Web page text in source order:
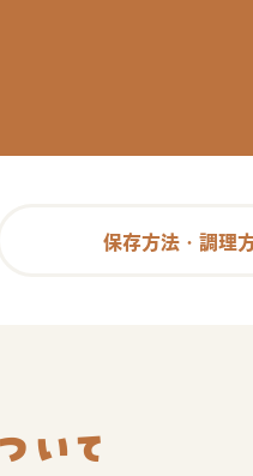
保存方法・調理
いて